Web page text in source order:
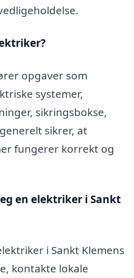
opgaver som
systemer,
sikringsbokse,
sikrer, at
fungerer korrekt og
en elektriker i Sankt
i Sankt Klemens
kontakte lokale